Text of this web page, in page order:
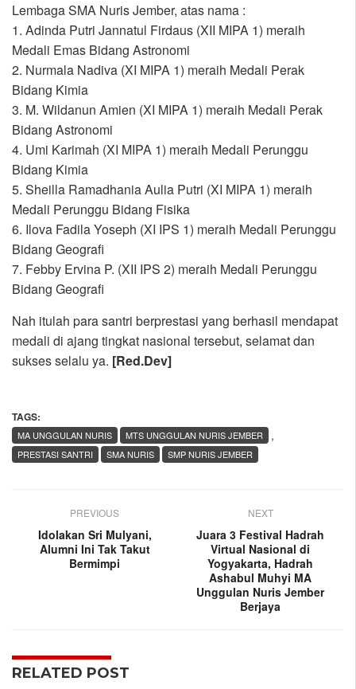
Lembaga SMA Nuris Jember, atas nama :
1. Adinda Putri Jannatul Firdaus (XII MIPA 1) meraih
Medali Emas Bidang Astronomi
2. Nurmala Nadiva (XI MIPA 1) meraih Medali Perak
Bidang Kimia
3. M. Wildanun Amien (XI MIPA 1) meraih Medali Perak
Bidang Astronomi
4. Umi Karimah (XI MIPA 1) meraih Medali Perunggu
Bidang Kimia
5. Sheilla Ramadhania Aulia Putri (XI MIPA 1) meraih
Medali Perunggu Bidang Fisika
6. Ilova Fadila Yoseph (XI IPS 1) meraih Medali Perunggu
Bidang Geografi
7. Febby Ervina P. (XII IPS 2) meraih Medali Perunggu
Bidang Geografi
Nah itulah para santri berprestasi yang berhasil mendapat
medali di ajang tingkat nasional tersebut, selamat dan
sukses selalu ya. [Red.Dev]
TAGS:
,
MA UNGGULAN NURIS
MTS UNGGULAN NURIS JEMBER
PRESTASI SANTRI
SMA NURIS SMP NURIS JEMBER
PREVIOUS
Idolakan Sri Mulyani,
Alumni Ini Tak Takut
Bermimpi
NEXT
Juara 3 Festival Hadrah
Virtual Nasional di
Yogyakarta, Hadrah
Ashabul Muhyi MA
Unggulan Nuris Jember
Berjaya
RELATED POST